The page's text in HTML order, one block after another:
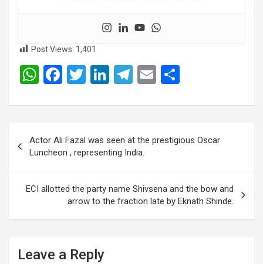
Post Views: 1,401
W
at
A
p
p
F
ce
b
o
o
k
T
tt
Li
ke
n
T
e
gr
a
m
E
ail ar
navigation
Actor Ali Fazal was seen at the prestigious Oscar
Luncheon , representing India.
ECI allotted the party name Shivsena and the bow and
arrow to the fraction late by Eknath Shinde.
Leave a Reply